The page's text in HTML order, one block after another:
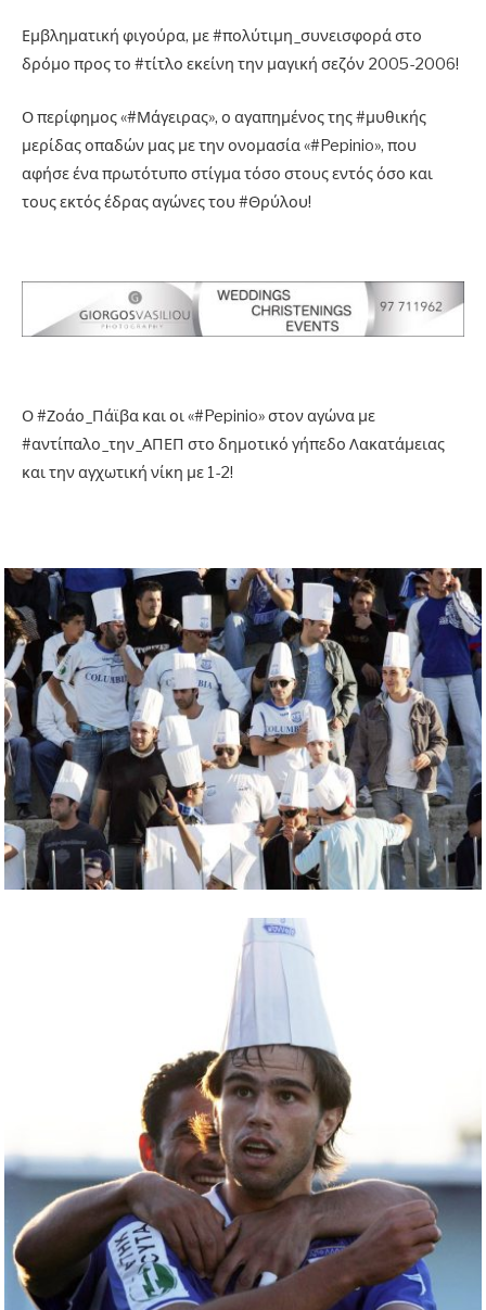
Εμβληματική φιγούρα, με #πολύτιμη_συνεισφορά στο
δρόμο προς το #τίτλο εκείνη την μαγική σεζόν 2005-2006!
Ο περίφημος «#Μάγειρας», ο αγαπημένος της #μυθικής
μερίδας οπαδών μας με την ονομασία «#Pepinio», που
αφήσε ένα πρωτότυπο στίγμα τόσο στους εντός όσο και
τους εκτός έδρας αγώνες του #Θρύλου!
Ο #Ζοάο_Πάϊβα και οι «#Pepinio» στον αγώνα με
#αντίπαλο_την_ΑΠΕΠ στο δημοτικό γήπεδο Λακατάμειας
και την αγχωτική νίκη με 1-2!